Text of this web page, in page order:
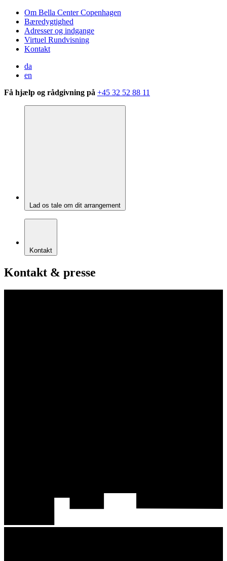
Om Bella Center Copenhagen
Bæredygtighed
Adresser og indgange
Virtuel Rundvisning
Kontakt
da
en
Få hjælp og rådgivning på +45 32 52 88 11
Lad os tale om dit arrangement
Kontakt
Kontakt & presse